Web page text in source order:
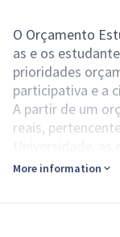
O Orçamento
as e os
prioridades
participativa e a
A partir de um
reais,
acadêmicos
More information